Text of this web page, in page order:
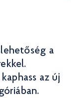
a
az új